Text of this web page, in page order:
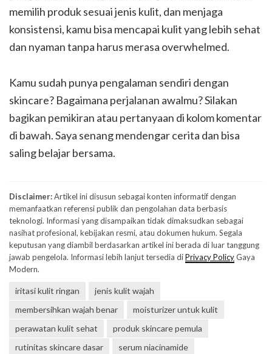
memilih produk sesuai jenis kulit, dan menjaga
konsistensi, kamu bisa mencapai kulit yang lebih sehat
dan nyaman tanpa harus merasa overwhelmed.
Kamu sudah punya pengalaman sendiri dengan
skincare? Bagaimana perjalanan awalmu? Silakan
bagikan pemikiran atau pertanyaan di kolom komentar
di bawah. Saya senang mendengar cerita dan bisa
saling belajar bersama.
Disclaimer:Artikel ini disusun sebagai konten informatif dengan
memanfaatkan referensi publik dan pengolahan data berbasis
teknologi. Informasi yang disampaikan tidak dimaksudkan sebagai
nasihat profesional, kebijakan resmi, atau dokumen hukum. Segala
keputusan yang diambil berdasarkan artikel ini berada di luar tanggung
jawab pengelola. Informasi lebih lanjut tersedia diPrivacy PolicyGaya
Modern.
iritasi kulit ringan
jenis kulit wajah
membersihkan wajah benar
moisturizer untuk kulit
perawatan kulit sehat
produk skincare pemula
rutinitas skincare dasar
serum niacinamide